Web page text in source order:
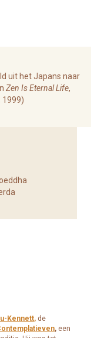
uit het Japans naar
Zen Is Eternal Life,
1999)
Kennett, de
, een